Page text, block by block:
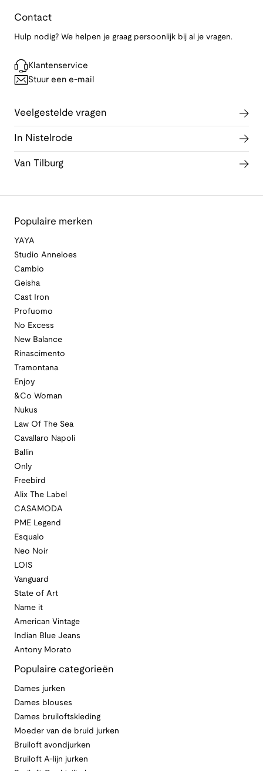
Contact
Hulp nodig? We helpen je graag persoonlijk bij al je vragen.
Klantenservice
Stuur een e-mail
Veelgestelde vragen
In Nistelrode
Van Tilburg
Populaire merken
YAYA
Studio Anneloes
Cambio
Geisha
Cast Iron
Profuomo
No Excess
New Balance
Rinascimento
Tramontana
Enjoy
&Co Woman
Nukus
Law Of The Sea
Cavallaro Napoli
Ballin
Only
Freebird
Alix The Label
CASAMODA
PME Legend
Esqualo
Neo Noir
LOIS
Vanguard
State of Art
Name it
American Vintage
Indian Blue Jeans
Antony Morato
Populaire categorieën
Dames jurken
Dames blouses
Dames bruiloftskleding
Moeder van de bruid jurken
Bruiloft avondjurken
Bruiloft A-lijn jurken